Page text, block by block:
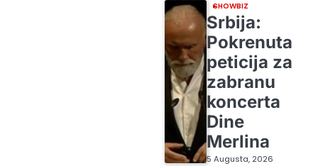
SHOWBIZ
Srbija:
Pokrenuta
peticija za
zabranu
koncerta
Dine
Merlina
5 Augusta, 2026